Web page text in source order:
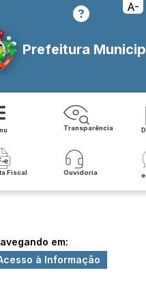
A-
Prefeitura
Transparência
Fiscal Ouvidoria
em:
à Informação